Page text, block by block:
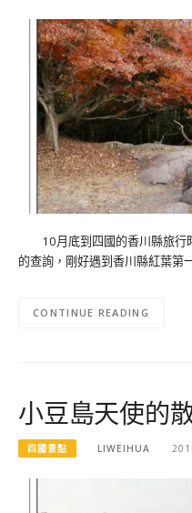
10月底到四國的香川縣旅行
的查詢，剛好遇到香川縣紅葉第
CONTINUE READING
小豆島天使的
四國景點 LIWEIHUA